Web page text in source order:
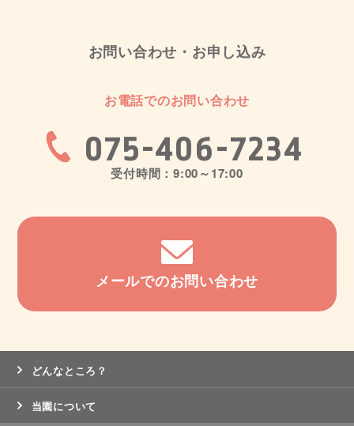
お問い合わせ・お申し込み
お電話でのお問い合わせ
075-406-7234
受付時間：9:00～17:00
メールでのお問い合わせ
どんなところ？
当園について